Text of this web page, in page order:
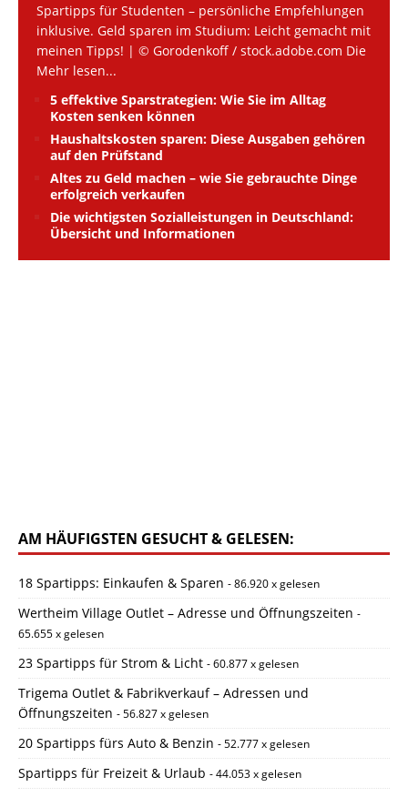
Spartipps für Studenten – persönliche Empfehlungen
inklusive. Geld sparen im Studium: Leicht gemacht mit
meinen Tipps! | © Gorodenkoff / stock.adobe.com Die
Mehr lesen...
5 effektive Sparstrategien: Wie Sie im Alltag
Kosten senken können
Haushaltskosten sparen: Diese Ausgaben gehören
auf den Prüfstand
Altes zu Geld machen – wie Sie gebrauchte Dinge
erfolgreich verkaufen
Die wichtigsten Sozialleistungen in Deutschland:
Übersicht und Informationen
AM HÄUFIGSTEN GESUCHT & GELESEN:
18 Spartipps: Einkaufen & Sparen - 86.920 x gelesen
Wertheim Village Outlet – Adresse und Öffnungszeiten -
65.655 x gelesen
23 Spartipps für Strom & Licht - 60.877 x gelesen
Trigema Outlet & Fabrikverkauf – Adressen und
Öffnungszeiten - 56.827 x gelesen
20 Spartipps fürs Auto & Benzin - 52.777 x gelesen
Spartipps für Freizeit & Urlaub - 44.053 x gelesen